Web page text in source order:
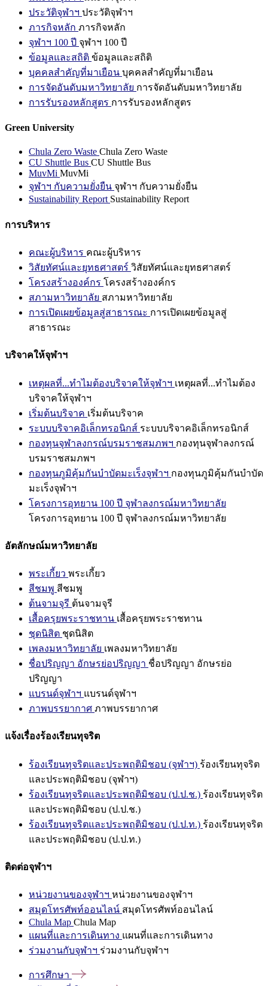
ประวัติจุฬาฯ ประวัติจุฬาฯ
ภารกิจหลัก ภารกิจหลัก
จุฬาฯ 100 ปี จุฬาฯ 100 ปี
ข้อมูลและสถิติ ข้อมูลและสถิติ
บุคคลสำคัญที่มาเยือน บุคคลสำคัญที่มาเยือน
การจัดอันดับมหาวิทยาลัย การจัดอันดับมหาวิทยาลัย
การรับรองหลักสูตร การรับรองหลักสูตร
Green University
Chula Zero Waste Chula Zero Waste
CU Shuttle Bus CU Shuttle Bus
MuvMi MuvMi
จุฬาฯ กับความยั่งยืน จุฬาฯ กับความยั่งยืน
Sustainability Report Sustainability Report
การบริหาร
คณะผู้บริหาร คณะผู้บริหาร
วิสัยทัศน์และยุทธศาสตร์ วิสัยทัศน์และยุทธศาสตร์
โครงสร้างองค์กร โครงสร้างองค์กร
สภามหาวิทยาลัย สภามหาวิทยาลัย
การเปิดเผยข้อมูลสู่สาธารณะ การเปิดเผยข้อมูลสู่
สาธารณะ
บริจาคให้จุฬาฯ
เหตุผลที่...ทำไมต้องบริจาคให้จุฬาฯ เหตุผลที่...ทำไมต้อง
บริจาคให้จุฬาฯ
เริ่มต้นบริจาค เริ่มต้นบริจาค
ระบบบริจาคอิเล็กทรอนิกส์ ระบบบริจาคอิเล็กทรอนิกส์
กองทุนจุฬาลงกรณ์บรมราชสมภพฯ กองทุนจุฬาลงกรณ์
บรมราชสมภพฯ
กองทุนภูมิคุ้มกันบำบัดมะเร็งจุฬาฯ กองทุนภูมิคุ้มกันบำบัด
มะเร็งจุฬาฯ
โครงการอุทยาน 100 ปี จุฬาลงกรณ์มหาวิทยาลัย
โครงการอุทยาน 100 ปี จุฬาลงกรณ์มหาวิทยาลัย
อัตลักษณ์มหาวิทยาลัย
พระเกี้ยว พระเกี้ยว
สีชมพู สีชมพู
ต้นจามจุรี ต้นจามจุรี
เสื้อครุยพระราชทาน เสื้อครุยพระราชทาน
ชุดนิสิต ชุดนิสิต
เพลงมหาวิทยาลัย เพลงมหาวิทยาลัย
ชื่อปริญญา อักษรย่อปริญญา ชื่อปริญญา อักษรย่อ
ปริญญา
แบรนด์จุฬาฯ แบรนด์จุฬาฯ
ภาพบรรยากาศ ภาพบรรยากาศ
แจ้งเรื่องร้องเรียนทุจริต
ร้องเรียนทุจริตและประพฤติมิชอบ (จุฬาฯ) ร้องเรียนทุจริต
และประพฤติมิชอบ (จุฬาฯ)
ร้องเรียนทุจริตและประพฤติมิชอบ (ป.ป.ช.) ร้องเรียนทุจริต
และประพฤติมิชอบ (ป.ป.ช.)
ร้องเรียนทุจริตและประพฤติมิชอบ (ป.ป.ท.) ร้องเรียนทุจริต
และประพฤติมิชอบ (ป.ป.ท.)
ติดต่อจุฬาฯ
หน่วยงานของจุฬาฯ หน่วยงานของจุฬาฯ
สมุดโทรศัพท์ออนไลน์ สมุดโทรศัพท์ออนไลน์
Chula Map Chula Map
แผนที่และการเดินทาง แผนที่และการเดินทาง
ร่วมงานกับจุฬาฯ ร่วมงานกับจุฬาฯ
การศึกษา